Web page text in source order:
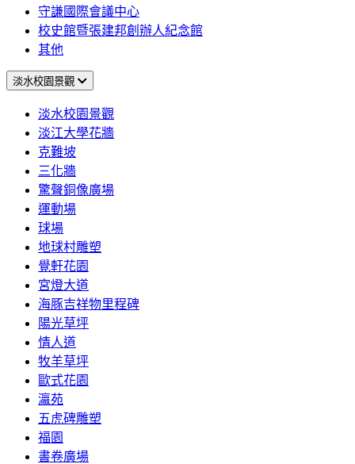
守謙國際會議中心
校史館暨張建邦創辦人紀念館
其他
淡水校園景觀
淡水校園景觀
淡江大學花牆
克難坡
三化牆
驚聲銅像廣場
運動場
球場
地球村雕塑
覺軒花園
宮燈大道
海豚吉祥物里程碑
陽光草坪
情人道
牧羊草坪
歐式花園
瀛苑
五虎碑雕塑
福園
書卷廣場